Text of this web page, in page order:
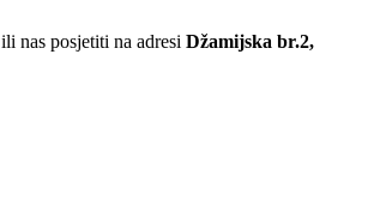
ili nas posjetiti na adresi Džamijska br.2,